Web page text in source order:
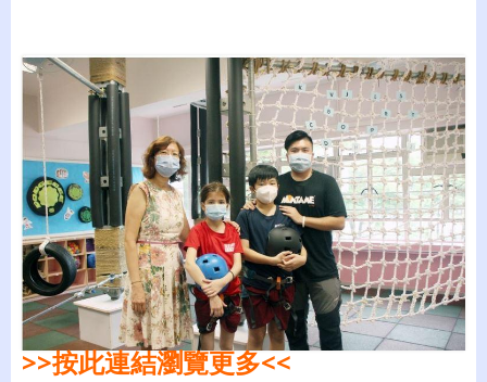
>>按此連結瀏覽更多<<